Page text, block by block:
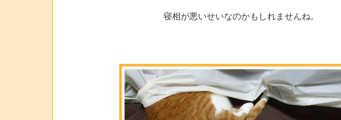
寝相が悪いせいなのかもしれませんね。